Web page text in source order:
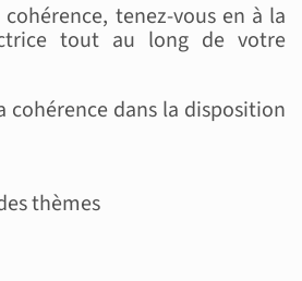
tenez-vous en à la
tout au long de votre
cohérence dans la disposition
thèmes